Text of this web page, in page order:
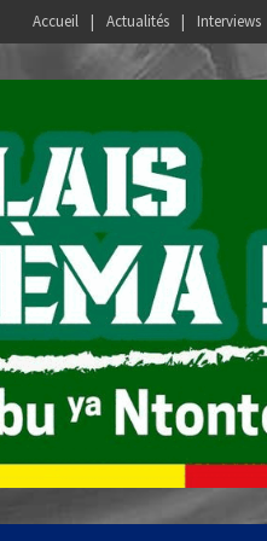
Accueil Actualités Interviews